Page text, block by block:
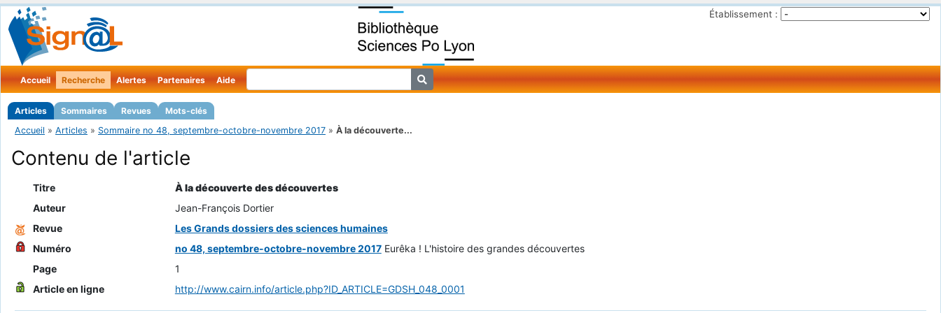
Établissement :
Accueil Recherche
Articles Sommaires Revues Mots-clés
Alertes Partenaires Aide
Accueil » Articles » Sommaire no 48, septembre-octobre-novembre 2017 » À la découverte...
Contenu de l'article
Titre
À la découverte des découvertes
Auteur
Jean-François Dortier
Revue
Les Grands dossiers des sciences humaines
Numéro
no 48, septembre-octobre-novembre 2017 Eurêka ! L'histoire des grandes découvertes
Page
1
Article en ligne
http://www.cairn.info/article.php?ID_ARTICLE=GDSH_048_0001